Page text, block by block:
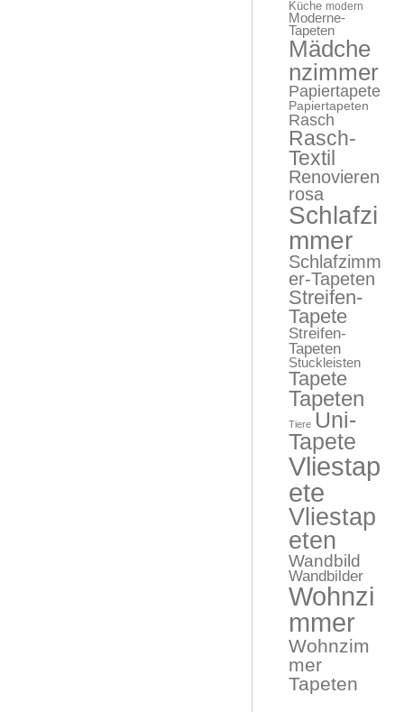
Küche modern
Moderne-
Tapeten
Mädche
nzimmer
Papiertapete
Papiertapeten
Rasch
Rasch-
Textil
Renovieren
rosa
Schlafzi
mmer
Schlafzimm
er-Tapeten
Streifen-
Tapete
Streifen-
Tapeten
Stuckleisten
Tapete
Tapeten
Tiere Uni-
Tapete
Vliestap
ete
Vliestap
eten
Wandbild
Wandbilder
Wohnzi
mmer
Wohnzim
mer
Tapeten